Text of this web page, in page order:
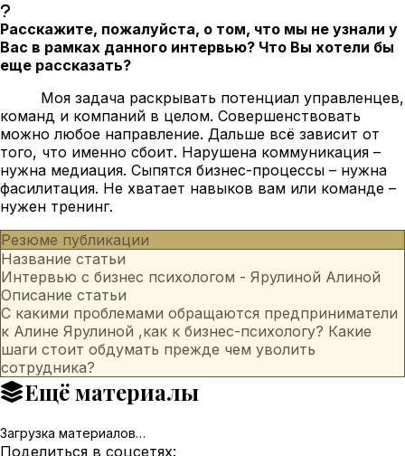
Расскажите, пожалуйста, о том, что мы не узнали у
Вас в рамках данного интервью? Что Вы хотели бы
еще рассказать?
Моя задача раскрывать потенциал управленцев,
команд и компаний в целом. Совершенствовать
можно любое направление. Дальше всё зависит от
того, что именно сбоит. Нарушена коммуникация –
нужна медиация. Сыпятся бизнес-процессы – нужна
фасилитация. Не хватает навыков вам или команде –
нужен тренинг.
Резюме публикации
Название статьи
Интервью с бизнес психологом - Ярулиной Алиной
Описание статьи
С какими проблемами обращаются предприниматели
к Алине Ярулиной ,как к бизнес-психологу? Какие
шаги стоит обдумать прежде чем уволить
сотрудника?
Ещё материалы
Загрузка материалов…
Поделиться в соцсетях: